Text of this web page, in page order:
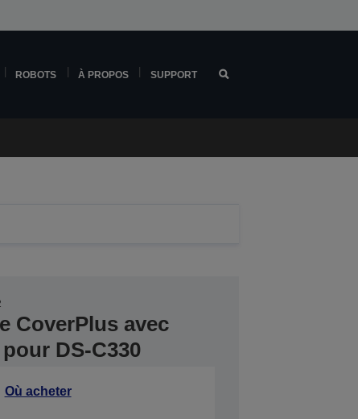
ROBOTS À PROPOS SUPPORT
CoverPlus avec
DS-C330
Où acheter